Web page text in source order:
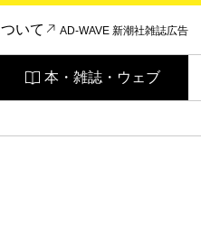
いて AD-WAVE 新潮社雑誌広告
本・雑誌・ウェブ